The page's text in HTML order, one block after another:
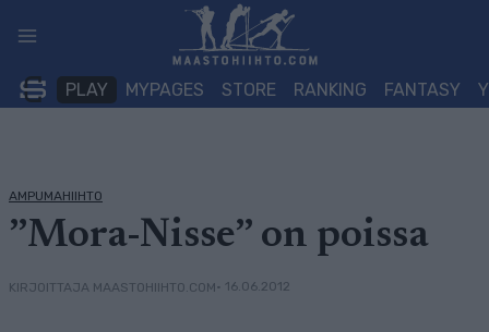
sisältöön
PLAY MYPAGES STORE RANKING FANTASY
AMPUMAHIIHTO
”Mora-Nisse” on poissa
KIRJOITTAJA MAASTOHIIHTO.COM• 16.06.2012